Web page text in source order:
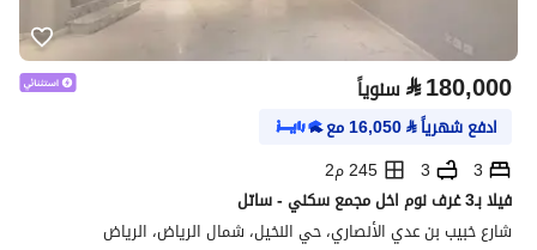
⃁180,000 سنوياً
ادفع شهرياً⃁
16,050مع
3
3
245 م2
فيلا بـ3 غرف نوم اخل مجمع سكني - ساتل
شارع خبيب بن عدي الأنصاري، حي النخيل، شمال الرياض، الرياض